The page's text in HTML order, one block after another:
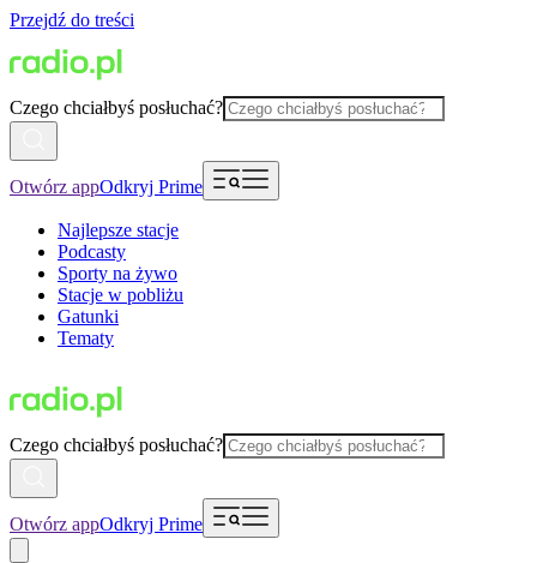
Przejdź do treści
Czego chciałbyś posłuchać?
Otwórz appOdkryj Prime
Najlepsze stacje
Podcasty
Sporty na żywo
Stacje w pobliżu
Gatunki
Tematy
Czego chciałbyś posłuchać?
Otwórz appOdkryj Prime